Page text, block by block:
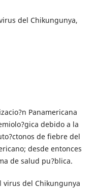
del Chikungunya,
Panamericana
debido a la
de fiebre del
desde entonces
de salud pu?blica.
del Chikungunya